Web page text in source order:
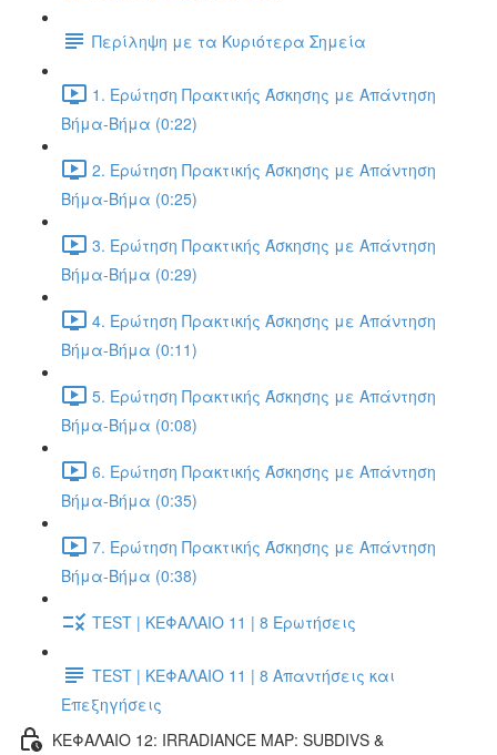
Περίληψη με τα Κυριότερα Σημεία
1. Ερώτηση Πρακτικής Άσκησης με Απάντηση
Βήμα-Βήμα (0:22)
2. Ερώτηση Πρακτικής Άσκησης με Απάντηση
Βήμα-Βήμα (0:25)
3. Ερώτηση Πρακτικής Άσκησης με Απάντηση
Βήμα-Βήμα (0:29)
4. Ερώτηση Πρακτικής Άσκησης με Απάντηση
Βήμα-Βήμα (0:11)
5. Ερώτηση Πρακτικής Άσκησης με Απάντηση
Βήμα-Βήμα (0:08)
6. Ερώτηση Πρακτικής Άσκησης με Απάντηση
Βήμα-Βήμα (0:35)
7. Ερώτηση Πρακτικής Άσκησης με Απάντηση
Βήμα-Βήμα (0:38)
TEST | ΚΕΦΑΛΑΙΟ 11 | 8 Ερωτήσεις
TEST | ΚΕΦΑΛΑΙΟ 11 | 8 Απαντήσεις και
Επεξηγήσεις
ΚΕΦΑΛΑΙΟ 12: IRRADIANCE MAP: SUBDIVS &